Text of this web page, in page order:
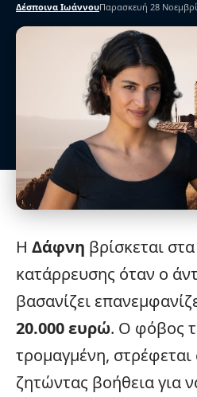
Δέσποινα ΙωάννουΠαρασκευή 28
Η Δάφνη βρίσκεται
κατάρρευσης όταν ο
βασανίζει
20.000 ευρώ. Ο φόβος
τρομαγμένη, στρέφεται
ζητώντας βοήθεια για